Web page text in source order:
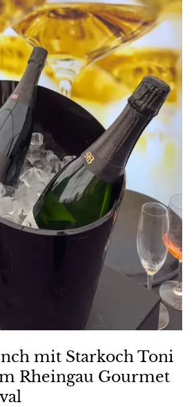
mit Starkoch Toni
Rheingau Gourmet